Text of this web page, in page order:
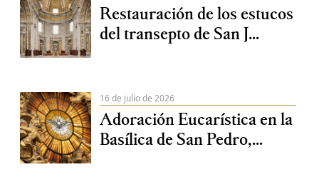
Restauración de los estucos
del transepto de San J...
16 de julio de 2026
Adoración Eucarística en la
Basílica de San Pedro,...